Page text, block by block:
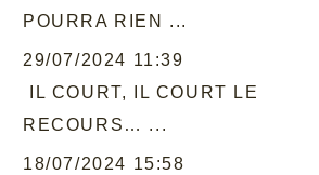
POURRA RIEN ...
29/07/2024 11:39
IL COURT, IL COURT LE
RECOURS… ...
18/07/2024 15:58